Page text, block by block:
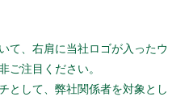
て、右肩に当社ロゴが入ったウ
ご注目ください。
として、弊社関係者を対象とし